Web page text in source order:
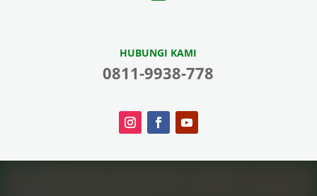
HUBUNGI KAMI
0811-9938-778